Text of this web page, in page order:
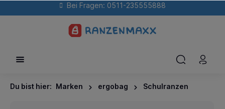
Bei Fragen: 0511-235555888
Du bist hier: Marken ergobag Schulranzen